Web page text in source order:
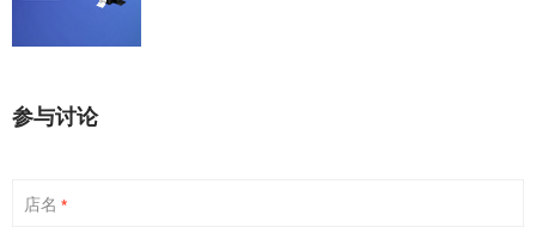
参与讨论
店名 *